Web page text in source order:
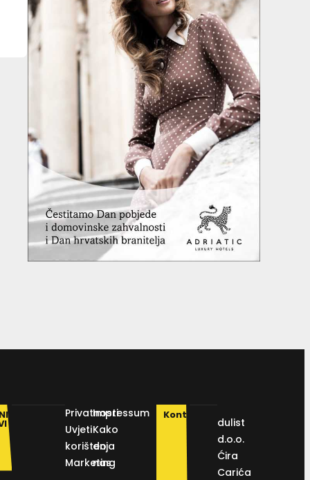
Privatnosti
Uvjeti
korištenja
Marketing
Impressum
Kako
do
nas
Kontakt
dulist
d.o.o.
Ćira
Carića